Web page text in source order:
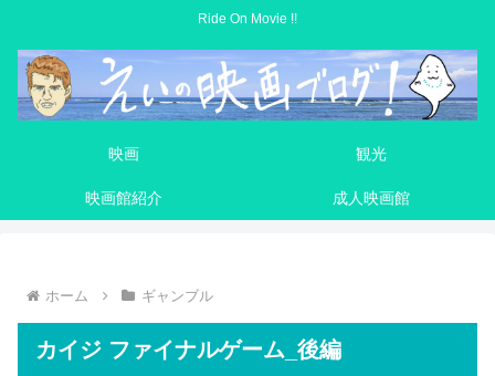
Ride On Movie !!
映画 観光
映画館紹介 成人映画館
ホーム ギャンブル
カイジ ファイナルゲーム_後編